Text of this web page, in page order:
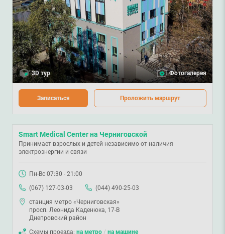
3D тур Фотогалерея
Записаться Проложить маршрут
Smart Medical Center на Черниговской
Принимает взрослых и детей независимо от наличия
электроэнергии и связи
Пн-Вс 07:30 - 21:00
(067) 127-03-03
(044) 490-25-03
станция метро «Черниговская»
просп. Леонида Каденюка, 17-В
Днепровский район
Схемы проезда: на метро / на машине